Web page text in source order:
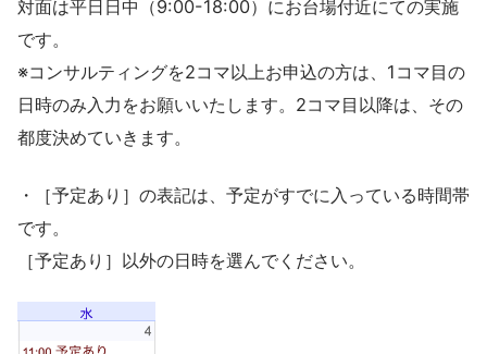
対面は平日日中（9:00-18:00）にお台場付近にての実施
です。
※コンサルティングを2コマ以上お申込の方は、1コマ目の
日時のみ入力をお願いいたします。2コマ目以降は、その
都度決めていきます。
・［予定あり］の表記は、予定がすでに入っている時間帯
です。
［予定あり］以外の日時を選んでください。